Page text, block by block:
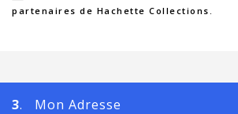
partenaires de Hachette Collections.
3. Mon Adresse